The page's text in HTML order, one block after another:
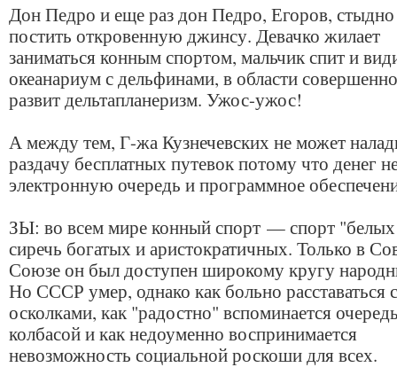
Дон Педро и еще раз дон Педро, Егоров,
постить откровенную джинсу. Девачко жилает
заниматься конным спортом, мальчик спит и
океанариум с дельфинами, в области
развит дельтапланеризм. Ужос-ужос!
А между тем, Г-жа Кузнечевских не может
раздачу бесплатных путевок потому что денег
электронную очередь и программное
ЗЫ: во всем мире конный спорт — спорт
сиречь богатых и аристократичных. Только в
Союзе он был доступен широкому кругу
Но СССР умер, однако как больно расставаться
осколками, как "радостно" вспоминается
колбасой и как недоуменно воспринимается
невозможность социальной роскоши для всех.